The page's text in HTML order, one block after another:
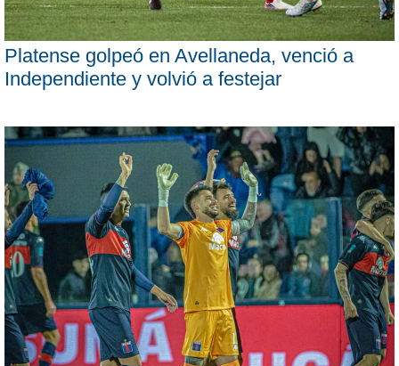
Platense golpeó en Avellaneda, venció a
Independiente y volvió a festejar